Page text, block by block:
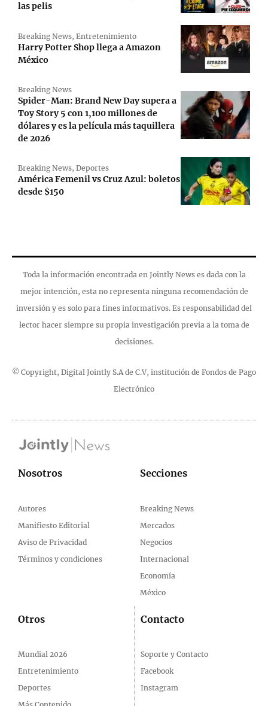
las pelis
Breaking News, Entretenimiento
Harry Potter Shop llega a Amazon
México
Breaking News
Spider-Man: Brand New Day supera a
Toy Story 5 con 1,100 millones de
dólares y es la película más taquillera
de 2026
Breaking News, Deportes
América Femenil vs Cruz Azul: boletos
desde $150
Toda la información encontrada en Jointly News es dada con la
mejor intención, esta no representa ninguna recomendación de
inversión y es solo para fines informativos. Es responsabilidad del
lector hacer siempre su propia investigación previa a la toma de
decisiones.
© Copyright, Digital Jointly S.A de C.V, institución de Fondos de Pago
Electrónico
Nosotros
Autores
Manifiesto Editorial
Aviso de Privacidad
Términos y condiciones
Secciones
Breaking News
Mercados
Negocios
Internacional
Economía
México
Otros
Mundial 2026
Entretenimiento
Deportes
Contacto
Soporte y Contacto
Facebook
Instagram